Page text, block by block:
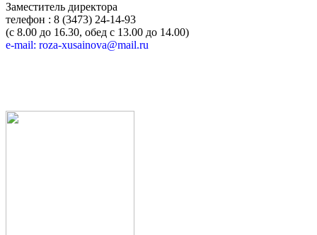
Заместитель директора
телефон : 8 (3473) 24-14-93
(с 8.00 до 16.30, обед с 13.00 до 14.00)
e-mail: roza-xusainova@mail.ru